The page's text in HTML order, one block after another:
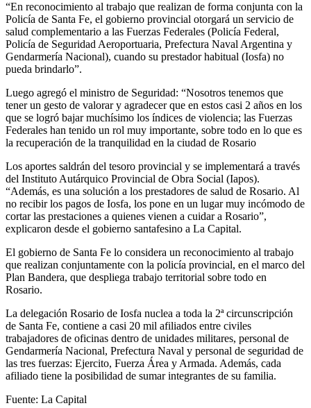
“En reconocimiento al trabajo que realizan de forma conjunta con la
Policía de Santa Fe, el gobierno provincial otorgará un servicio de
salud complementario a las Fuerzas Federales (Policía Federal,
Policía de Seguridad Aeroportuaria, Prefectura Naval Argentina y
Gendarmería Nacional), cuando su prestador habitual (Iosfa) no
pueda brindarlo”.
Luego agregó el ministro de Seguridad: “Nosotros tenemos que
tener un gesto de valorar y agradecer que en estos casi 2 años en los
que se logró bajar muchísimo los índices de violencia; las Fuerzas
Federales han tenido un rol muy importante, sobre todo en lo que es
la recuperación de la tranquilidad en la ciudad de Rosario
Los aportes saldrán del tesoro provincial y se implementará a través
del Instituto Autárquico Provincial de Obra Social (Iapos).
“Además, es una solución a los prestadores de salud de Rosario. Al
no recibir los pagos de Iosfa, los pone en un lugar muy incómodo de
cortar las prestaciones a quienes vienen a cuidar a Rosario”,
explicaron desde el gobierno santafesino a La Capital.
El gobierno de Santa Fe lo considera un reconocimiento al trabajo
que realizan conjuntamente con la policía provincial, en el marco del
Plan Bandera, que despliega trabajo territorial sobre todo en
Rosario.
La delegación Rosario de Iosfa nuclea a toda la 2ª circunscripción
de Santa Fe, contiene a casi 20 mil afiliados entre civiles
trabajadores de oficinas dentro de unidades militares, personal de
Gendarmería Nacional, Prefectura Naval y personal de seguridad de
las tres fuerzas: Ejercito, Fuerza Área y Armada. Además, cada
afiliado tiene la posibilidad de sumar integrantes de su familia.
Fuente: La Capital